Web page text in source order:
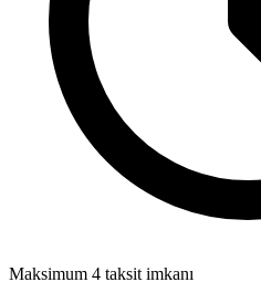
Maksimum 4 taksit imkanı